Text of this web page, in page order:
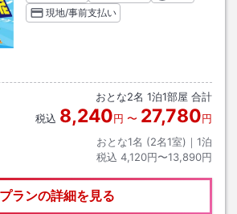
現地/事前支払い
おとな2名 1泊1部屋 合計
税込 8,240円 〜 27,780円
おとな1名 (2名1室)｜ 1泊
税込 4,120円〜13,890円
プランの詳細を見る